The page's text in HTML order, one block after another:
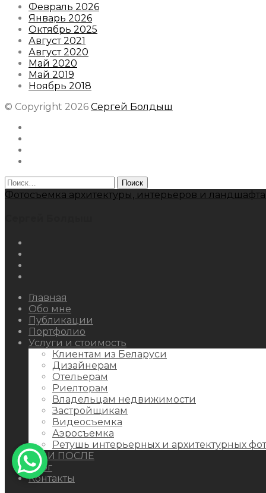
Февраль 2026
Январь 2026
Октябрь 2025
Август 2021
Август 2020
Май 2020
Май 2019
Ноябрь 2018
© Copyright 2026 Сергей Болдыш
Найти:
Фотосъемка архитектуры, интерьеров и
Главная
Обо мне
Публикации
Портфолио
Услуги и стоимость
Клиентам из Беларуси
Дизайнерам
Отельерам
Риелторам
Владельцам недвижимости
Застройщикам
Видеосъемка
Аэросъемка
Ретушь интерьерных и архитектурных
ДО И ПОСЛЕ
Блог
Контакты